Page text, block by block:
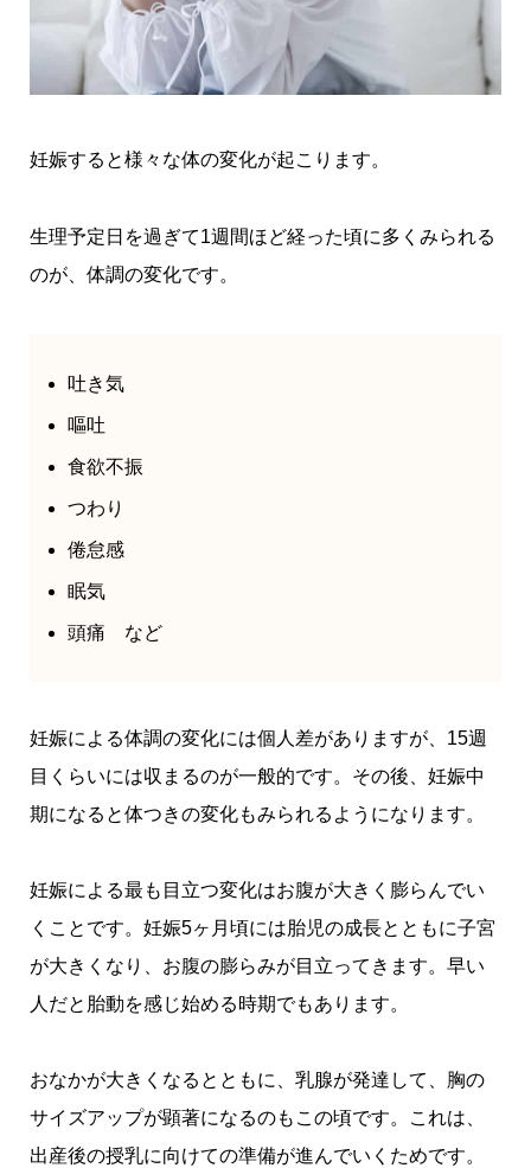
妊娠すると様々な体の変化が起こります。
生理予定日を過ぎて1週間ほど経った頃に多くみられる
のが、体調の変化です。
吐き気
嘔吐
食欲不振
つわり
倦怠感
眠気
頭痛 など
妊娠による体調の変化には個人差がありますが、15週
目くらいには収まるのが一般的です。その後、妊娠中
期になると体つきの変化もみられるようになります。
妊娠による最も目立つ変化はお腹が大きく膨らんでい
くことです。妊娠5ヶ月頃には胎児の成長とともに子宮
が大きくなり、お腹の膨らみが目立ってきます。早い
人だと胎動を感じ始める時期でもあります。
おなかが大きくなるとともに、乳腺が発達して、胸の
サイズアップが顕著になるのもこの頃です。これは、
出産後の授乳に向けての準備が進んでいくためです。